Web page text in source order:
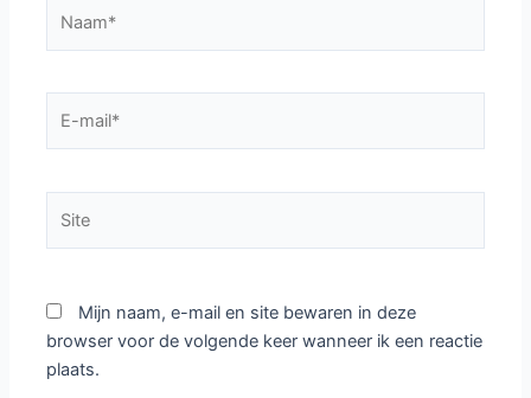
mail*
Mijn naam, e-mail en site bewaren in deze
browser voor de volgende keer wanneer ik een reactie
plaats.